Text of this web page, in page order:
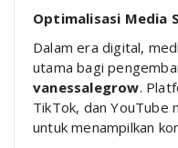
Optimalisasi Media
Dalam era digital,
utama bagi
vanessalegrow.
TikTok, dan YouTube
untuk menampilkan